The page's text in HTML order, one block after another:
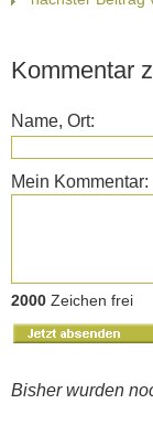
Kommentar
Name, Ort:
Mein Kommentar:
2000 Zeichen frei
Bisher wurden